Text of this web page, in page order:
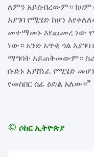
ለምን አይሰብረውም። ከዛም
እያገባ የሚሄድ ከሆነ
መተማመኑ እየጨመረ ነው
ነው። አንድ አጥቂ ጎል
ማግባት አይጠቅመውም።
ቡድኑ እያሸነፈ የሚሄድ
የመስበር ሰፊ ዕድል አለው።”
© ሶከር ኢትዮጵያ